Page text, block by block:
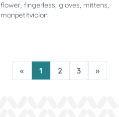
flower,fingerless,gloves, mittens,
monpetitviolon
« 1 2 3 »